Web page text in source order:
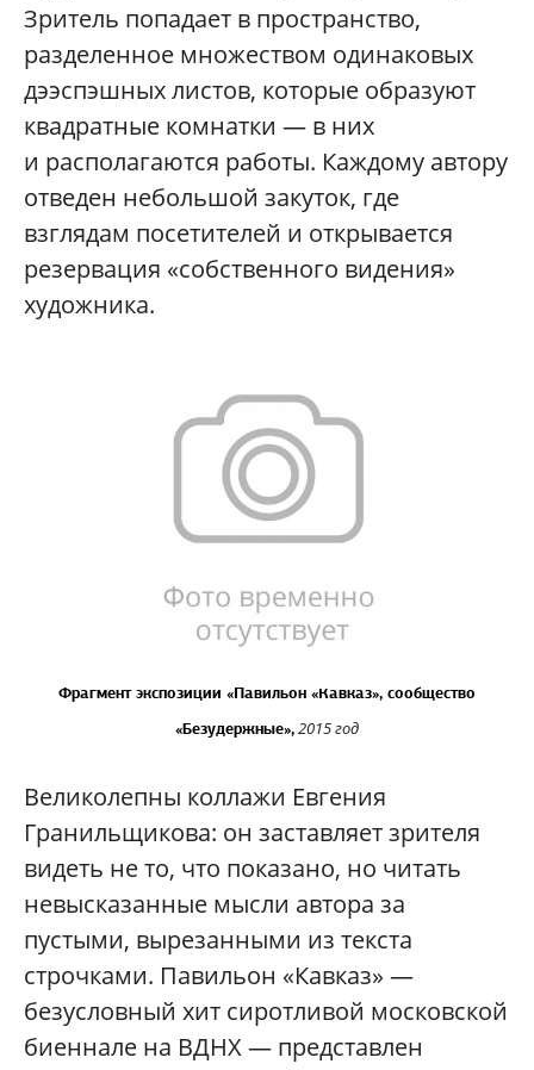
Зритель попадает в пространство,
разделенное множеством одинаковых
дээспэшных листов, которые образуют
квадратные комнатки — в них
и располагаются работы. Каждому автору
отведен небольшой закуток, где
взглядам посетителей и открывается
резервация «собственного видения»
художника.
Фрагмент экспозиции «Павильон «Кавказ», сообщество
«Безудержные»,2015 год
Великолепны коллажи Евгения
Гранильщикова: он заставляет зрителя
видеть не то, что показано, но читать
невысказанные мысли автора за
пустыми, вырезанными из текста
строчками. Павильон «Кавказ» —
безусловный хит сиротливой московской
биеннале на ВДНХ — представлен